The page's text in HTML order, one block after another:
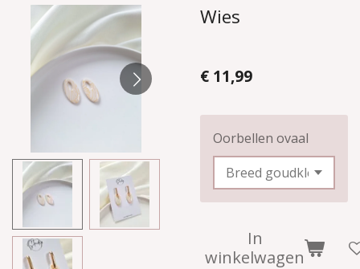
Wies
€ 11,99
Oorbellen ovaal
In
winkelwagen